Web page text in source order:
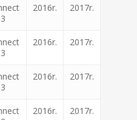
3
2016r. 2017r.
3
2016r. 2017r.
3
2016r. 2017r.
2016r. 2017r.